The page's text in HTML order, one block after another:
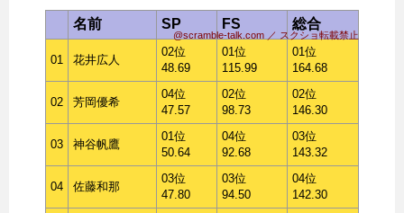
@scramble-talk.com ／ スクショ転載禁止
名前 SP FS 総合
01 花井広人
02位
48.69
01位
115.99
01位
164.68
02 芳岡優希
04位
47.57
02位
98.73
02位
146.30
03 神谷帆鷹
01位
50.64
04位
92.68
03位
143.32
04 佐藤和那
03位
47.80
03位
94.50
04位
142.30